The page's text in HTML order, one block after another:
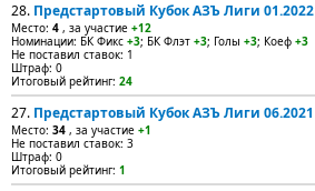
28. Предстартовый Кубок АЗЪ Лиги 01.2022
Место: 4 , за участие +12
Номинации: БК Фикс +3; БК Флэт +3; Голы +3; Коеф +3
Не поставил ставок: 1
Штраф: 0
Итоговый рейтинг: 24
27. Предстартовый Кубок АЗЪ Лиги 06.2021
Место: 34 , за участие +1
Не поставил ставок: 3
Штраф: 0
Итоговый рейтинг: 1